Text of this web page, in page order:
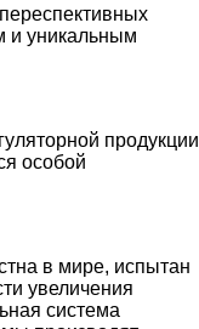
и уникальным
продукции
особой
в мире, испытан
увеличения
система